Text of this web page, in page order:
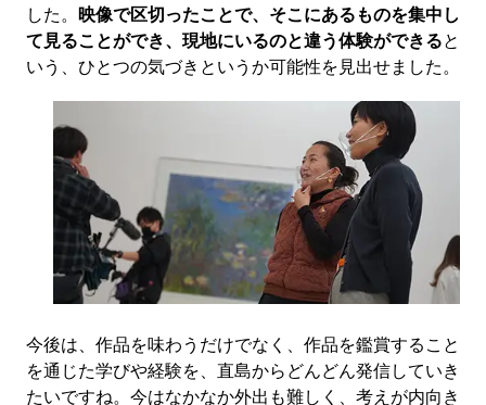
した。
映像で区切ったことで、そこにあるものを集中し
て見ることができ、現地にいるのと違う体験ができると
いう、ひとつの気づきというか可能性を見出せました。
今後は、作品を味わうだけでなく、作品を鑑賞すること
を通じた学びや経験を、直島からどんどん発信していき
たいですね。今はなかなか外出も難しく、考えが内向き